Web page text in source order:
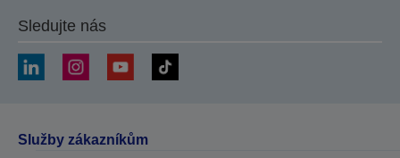
Sledujte nás
Služby zákazníkům